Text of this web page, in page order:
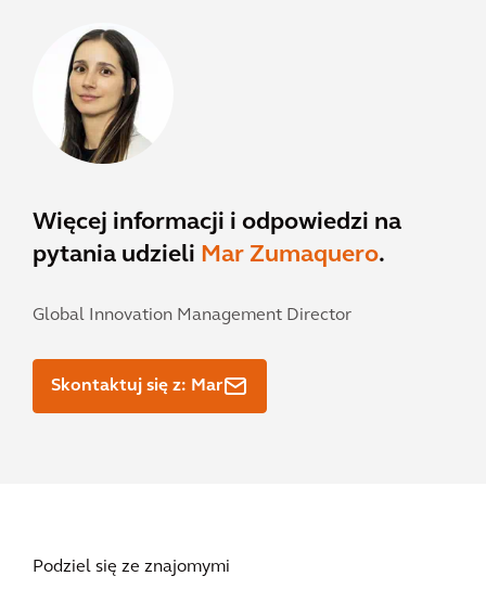
Więcej informacji i odpowiedzi na
pytania udzieli Mar Zumaquero.
Global Innovation Management Director
Skontaktuj się z: Mar
Podziel się ze znajomymi